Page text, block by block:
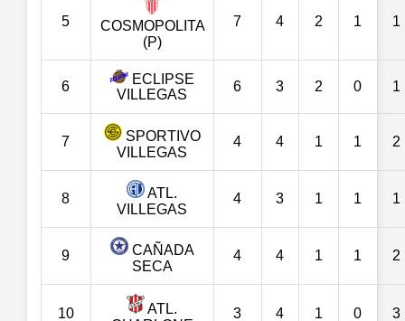
5
COSMOPOLITA
(P)
7 4 2 1 1
6
ECLIPSE
VILLEGAS
6 3 2 0 1
7
SPORTIVO
VILLEGAS
4 4 1 1 2
8
ATL.
VILLEGAS
4 3 1 1 1
9
CAÑADA
SECA
4 4 1 1 2
10
ATL.
3 4 1 0 3